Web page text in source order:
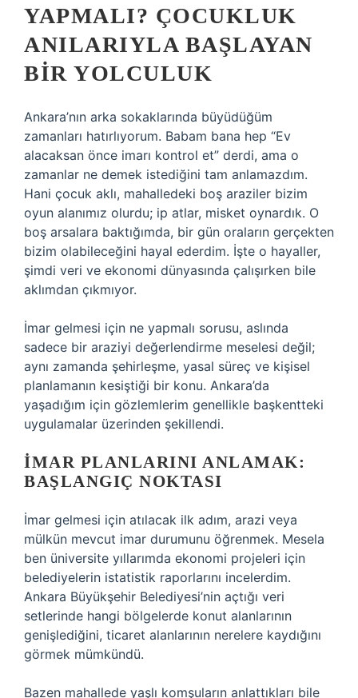
YAPMALI? ÇOCUKLUK
ANILARIYLA BAŞLAYAN
BIR YOLCULUK
Ankara’nın arka sokaklarında büyüdüğüm
zamanları hatırlıyorum. Babam bana hep “Ev
alacaksan önce imarı kontrol et” derdi, ama o
zamanlar ne demek istediğini tam anlamazdım.
Hani çocuk aklı, mahalledeki boş araziler bizim
oyun alanımız olurdu; ip atlar, misket oynardık. O
boş arsalara baktığımda, bir gün oraların gerçekten
bizim olabileceğini hayal ederdim. İşte o hayaller,
şimdi veri ve ekonomi dünyasında çalışırken bile
aklımdan çıkmıyor.
İmar gelmesi için ne yapmalı sorusu, aslında
sadece bir araziyi değerlendirme meselesi değil;
aynı zamanda şehirleşme, yasal süreç ve kişisel
planlamanın kesiştiği bir konu. Ankara’da
yaşadığım için gözlemlerim genellikle başkentteki
uygulamalar üzerinden şekillendi.
İMAR PLANLARINI ANLAMAK:
BAŞLANGIÇ NOKTASI
İmar gelmesi için atılacak ilk adım, arazi veya
mülkün mevcut imar durumunu öğrenmek. Mesela
ben üniversite yıllarımda ekonomi projeleri için
belediyelerin istatistik raporlarını incelerdim.
Ankara Büyükşehir Belediyesi’nin açtığı veri
setlerinde hangi bölgelerde konut alanlarının
genişlediğini, ticaret alanlarının nerelere kaydığını
görmek mümkündü.
Bazen mahallede yaşlı komşuların anlattıkları bile